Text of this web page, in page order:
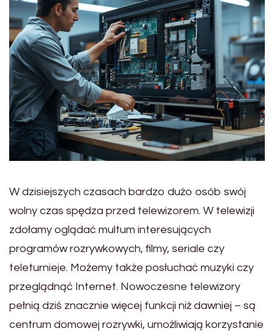
W dzisiejszych czasach bardzo dużo osób swój
wolny czas spędza przed telewizorem. W telewizji
zdołamy oglądać multum interesujących
programów rozrywkowych, filmy, seriale czy
teleturnieje. Możemy także posłuchać muzyki czy
przeglądnąć Internet. Nowoczesne telewizory
pełnią dziś znacznie więcej funkcji niż dawniej – są
centrum domowej rozrywki, umożliwiają korzystanie